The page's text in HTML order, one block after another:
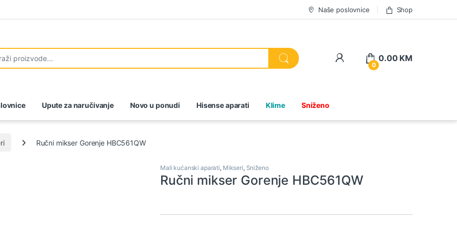
Naše poslovnice Shop
0
0.00 KM
Upute za naručivanje Novo u ponudi Hisense aparati Klime Sniženo
Ručni mikser Gorenje HBC561QW
Mali kućanski aparati, Mikseri, Sniženo
Ručni mikser Gorenje HBC561QW